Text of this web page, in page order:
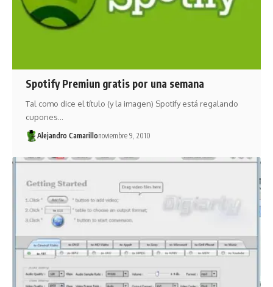
Spotify Premiun gratis por una semana
Tal como dice el título (y la imagen) Spotify está regalando
cupones…
Alejandro Camarillonoviembre 9, 2010